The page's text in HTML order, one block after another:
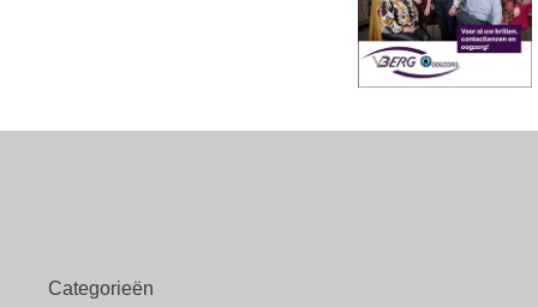
Categorieën